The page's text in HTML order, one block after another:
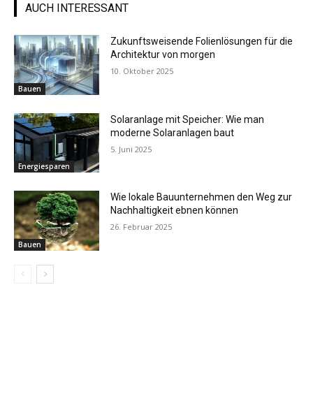
AUCH INTERESSANT
Bauen
Zukunftsweisende Folienlösungen für die
Architektur von morgen
10. Oktober 2025
Energiesparen
Solaranlage mit Speicher: Wie man
moderne Solaranlagen baut
5. Juni 2025
Bauen
Wie lokale Bauunternehmen den Weg zur
Nachhaltigkeit ebnen können
26. Februar 2025